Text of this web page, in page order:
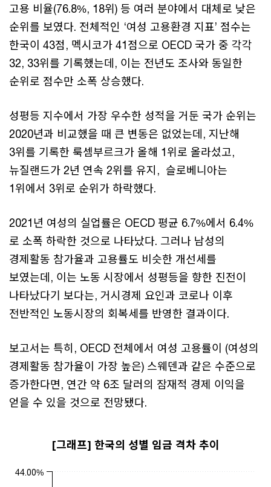
고용 비율(76.8%, 18위) 등 여러 분야에서 대체로 낮은
순위를 보였다. 전체적인 ‘여성 고용환경 지표’ 점수는
한국이 43점, 멕시코가 41점으로 OECD 국가 중 각각
32, 33위를 기록했는데, 이는 전년도 조사와 동일한
순위로 점수만 소폭 상승했다.
성평등 지수에서 가장 우수한 성적을 거둔 국가 순위는
2020년과 비교했을 때 큰 변동은 없었는데, 지난해
3위를 기록한 룩셈부르크가 올해 1위로 올라섰고,
뉴질랜드가 2년 연속 2위를 유지, 슬로베니아는
1위에서 3위로 순위가 하락했다.
2021년 여성의 실업률은 OECD 평균 6.7%에서 6.4%
로 소폭 하락한 것으로 나타났다. 그러나 남성의
경제활동 참가율과 고용률도 비슷한 개선세를
보였는데, 이는 노동 시장에서 성평등을 향한 진전이
나타났다기 보다는, 거시경제 요인과 코로나 이후
전반적인 노동시장의 회복세를 반영한 결과이다.
보고서는 특히, OECD 전체에서 여성 고용률이 (여성의
경제활동 참가율이 가장 높은) 스웨덴과 같은 수준으로
증가한다면, 연간 약 6조 달러의 잠재적 경제 이익을
얻을 수 있을 것으로 전망됐다.
[그래프] 한국의 성별 임금 격차 추이
Chart
44.00%